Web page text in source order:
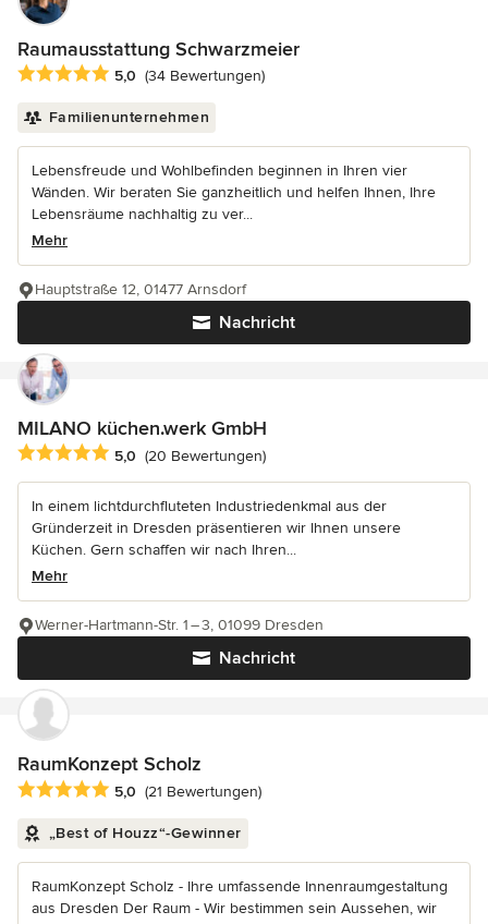
Raumausstattung Schwarzmeier
Durchschnittliche Bewertung: 5 von 5 Sternen
5,0 (34 Bewertungen)
Familienunternehmen
Lebensfreude und Wohlbefinden beginnen in Ihren vier
Wänden. Wir beraten Sie ganzheitlich und helfen Ihnen, Ihre
Lebensräume nachhaltig zu ver...
Mehr
Nachricht
Hauptstraße 12, 01477 Arnsdorf
MILANO küchen.werk GmbH
Durchschnittliche Bewertung: 5 von 5 Sternen
5,0 (20 Bewertungen)
In einem lichtdurchfluteten Industriedenkmal aus der
Gründerzeit in Dresden präsentieren wir Ihnen unsere
Küchen. Gern schaffen wir nach Ihren...
Mehr
Nachricht
Werner-Hartmann-Str. 1 – 3, 01099 Dresden
RaumKonzept Scholz
Durchschnittliche Bewertung: 5 von 5 Sternen
5,0 (21 Bewertungen)
„Best of Houzz“-Gewinner
RaumKonzept Scholz - Ihre umfassende Innenraumgestaltung
aus Dresden Der Raum - Wir bestimmen sein Aussehen, wir